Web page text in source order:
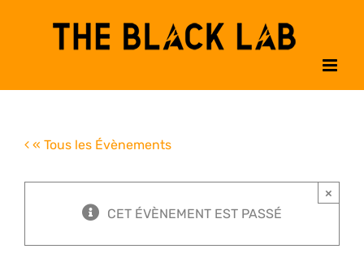
« Tous les Évènements
CET ÉVÈNEMENT EST PASSÉ
×